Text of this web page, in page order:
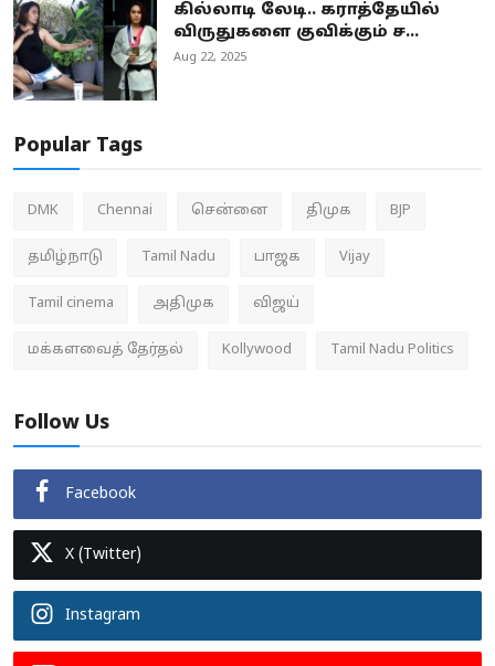
கில்லாடி லேடி.. கராத்தேயில்
விருதுகளை குவிக்கும் ச...
Aug 22, 2025
Popular Tags
DMK Chennai சென்னை திமுக BJP
தமிழ்நாடு Tamil Nadu பாஜக Vijay
Tamil cinema அதிமுக விஜய்
மக்களவைத் தேர்தல் Kollywood Tamil Nadu Politics
Follow Us
Facebook
X (Twitter)
Instagram